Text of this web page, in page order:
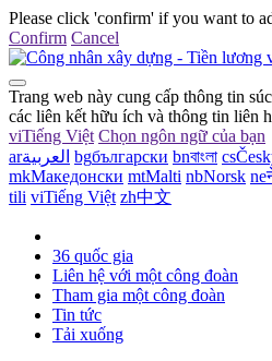
Please click 'confirm' if you want to
Confirm Cancel
Trang web này cung cấp thông tin
các liên kết hữu ích và thông tin liên
viTiếng Việt Chọn ngôn ngữ của bạn
arالعربية bgбългарски bnবাংলা cs
mkМакедонски mtMalti nbNorsk ne
tili viTiếng Việt zh中文
36 quốc gia
Liên hệ với một công đoàn
Tham gia một công đoàn
Tin tức
Tải xuống